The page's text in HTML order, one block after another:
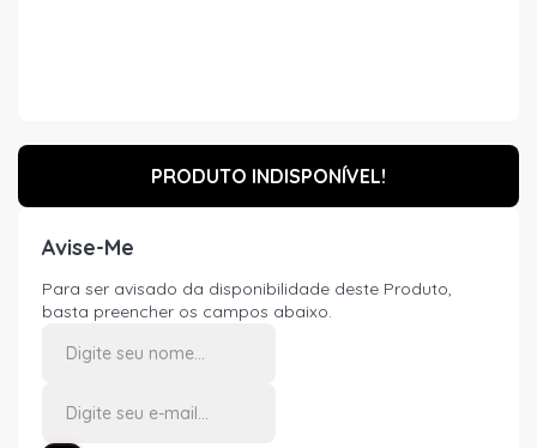
PRODUTO INDISPONÍVEL!
Avise-Me
Para ser avisado da disponibilidade deste Produto,
basta preencher os campos abaixo.